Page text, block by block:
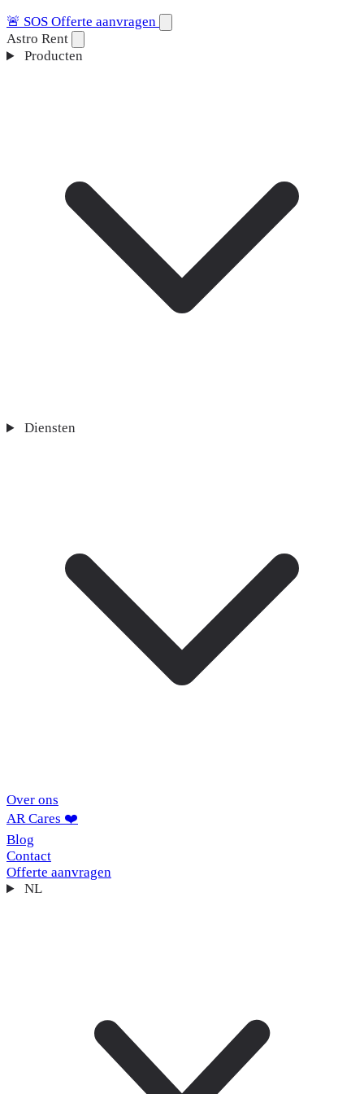
🚨 SOS Offerte aanvragen
Astro Rent
Producten
Diensten
Over ons
AR Cares ❤️
Blog
Contact
Offerte aanvragen
NL